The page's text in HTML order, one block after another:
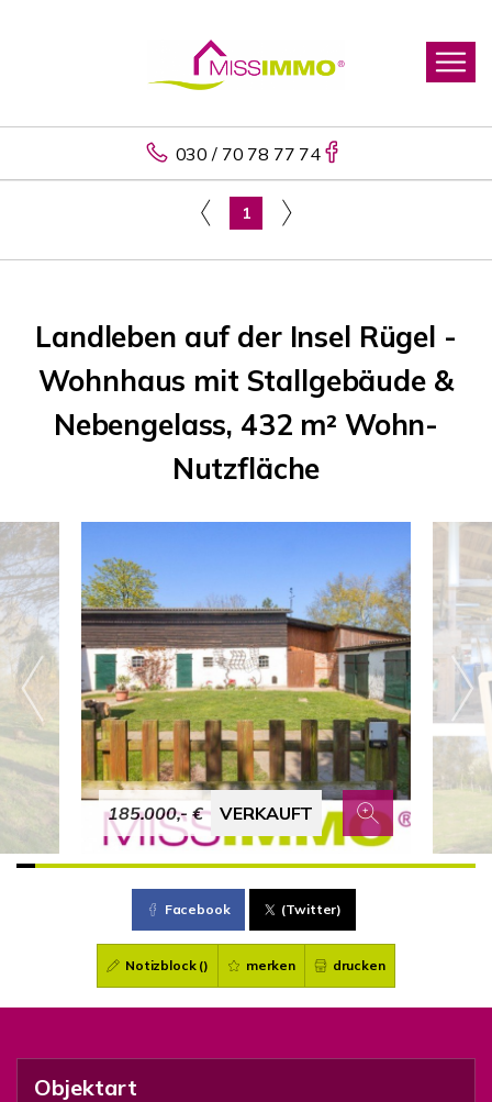
030 / 70 78 77 74
1
Landleben auf der Insel Rügel -
Wohnhaus mit Stallgebäude &
Nebengelass, 432 m² Wohn-
Nutzfläche
185.000,- € VERKAUFT
Facebook (Twitter)
Notizblock () merken drucken
Objektart